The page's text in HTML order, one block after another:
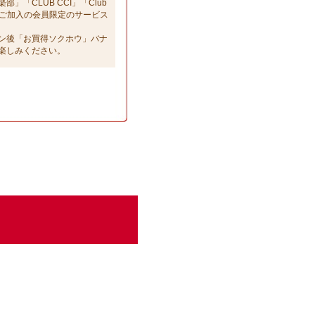
部」「CLUB CCI」「Club
加入の会員限定のサービス
後「お買得ソクホウ」バナ
しみください。